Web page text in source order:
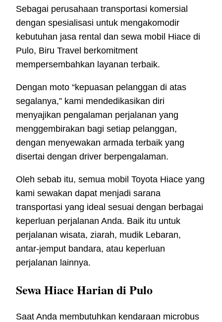
Sebagai perusahaan transportasi komersial
dengan spesialisasi untuk mengakomodir
kebutuhan jasa rental dan sewa mobil Hiace di
Pulo, Biru Travel berkomitment
mempersembahkan layanan terbaik.
Dengan moto “kepuasan pelanggan di atas
segalanya,” kami mendedikasikan diri
menyajikan pengalaman perjalanan yang
menggembirakan bagi setiap pelanggan,
dengan menyewakan armada terbaik yang
disertai dengan driver berpengalaman.
Oleh sebab itu, semua mobil Toyota Hiace yang
kami sewakan dapat menjadi sarana
transportasi yang ideal sesuai dengan berbagai
keperluan perjalanan Anda. Baik itu untuk
perjalanan wisata, ziarah, mudik Lebaran,
antar-jemput bandara, atau keperluan
perjalanan lainnya.
Sewa Hiace Harian di Pulo
Saat Anda membutuhkan kendaraan microbus